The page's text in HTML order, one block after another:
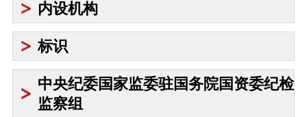
内设机构
标识
中央纪委国家监委驻国务院国资委纪检
监察组